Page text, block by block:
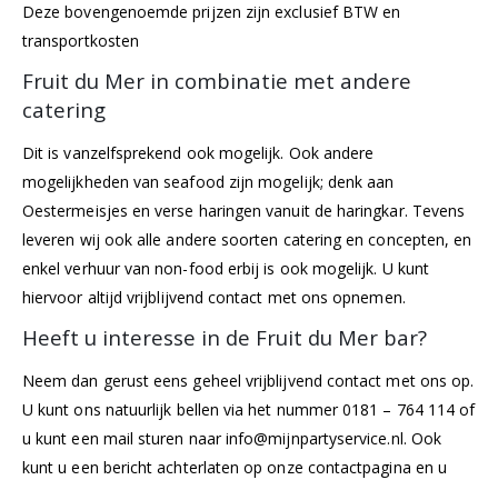
Deze bovengenoemde prijzen zijn exclusief BTW en
transportkosten
Fruit du Mer in combinatie met andere
catering
Dit is vanzelfsprekend ook mogelijk. Ook andere
mogelijkheden van seafood zijn mogelijk; denk aan
Oestermeisjes en verse haringen vanuit de haringkar. Tevens
leveren wij ook alle andere soorten catering en concepten, en
enkel verhuur van non-food erbij is ook mogelijk. U kunt
hiervoor altijd vrijblijvend contact met ons opnemen.
Heeft u interesse in de Fruit du Mer bar?
Neem dan gerust eens geheel vrijblijvend contact met ons op.
U kunt ons natuurlijk bellen via het nummer 0181 – 764 114 of
u kunt een mail sturen naarinfo@mijnpartyservice.nl. Ook
kunt u een bericht achterlaten op onze contactpagina en u